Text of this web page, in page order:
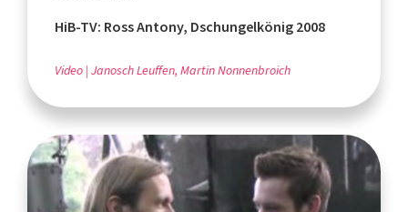
HiB-TV: Ross Antony, Dschungelkönig 2008
Video Janosch Leuffen, Martin Nonnenbroich